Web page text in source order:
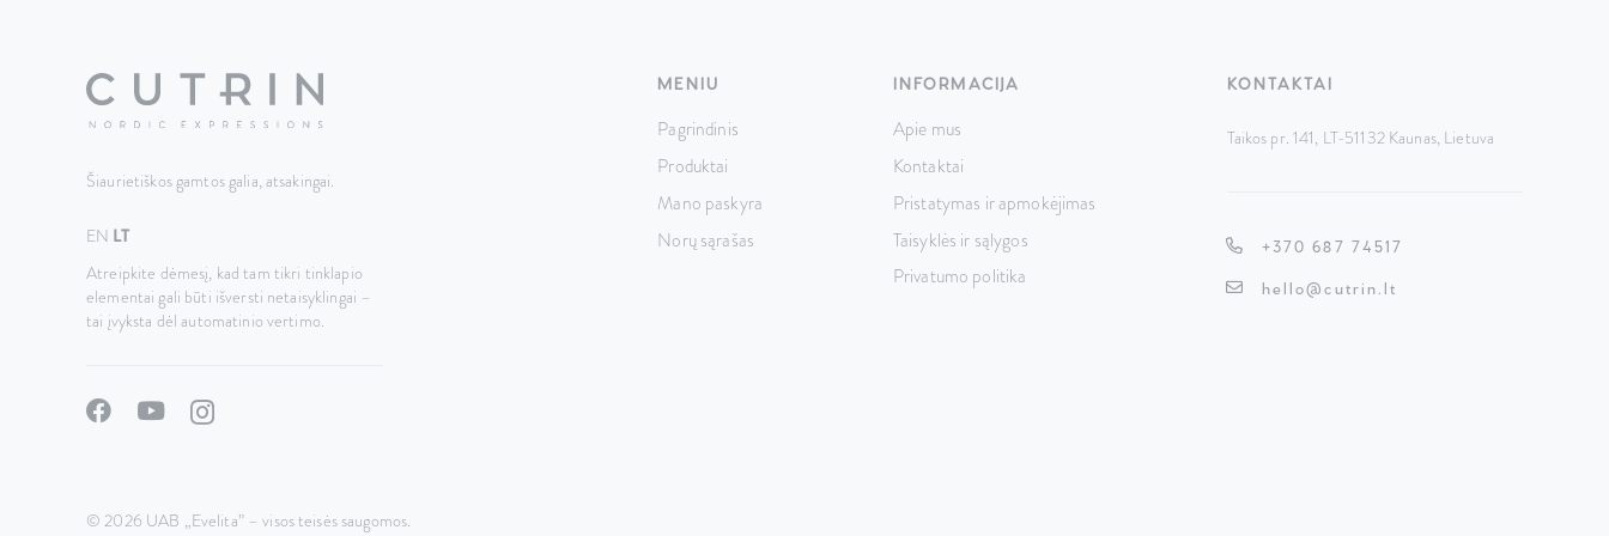
Šiaurietiškos gamtos galia, atsakingai.
EN LT
Atreipkite dėmesį, kad tam tikri tinklapio
elementai gali būti išversti netaisyklingai –
tai įvyksta dėl automatinio vertimo.
MENIU
Pagrindinis
Produktai
Mano paskyra
Norų sąrašas
INFORMACIJA
Apie mus
Kontaktai
Pristatymas ir apmokėjimas
Taisyklės ir sąlygos
Privatumo politika
KONTAKTAI
Taikos pr. 141, LT-51132 Kaunas, Lietuva
+370 687 74517
hello@cutrin.lt
© 2026 UAB „Evelita” – visos teisės saugomos.